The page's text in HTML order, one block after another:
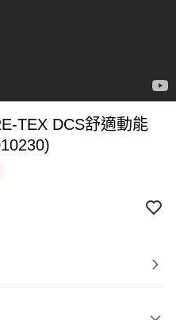
TEX DCS舒適動能